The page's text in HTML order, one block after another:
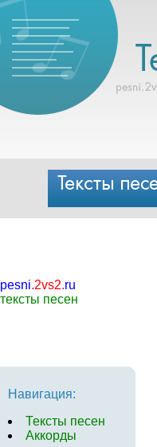
pesni.2vs2.ru
тексты песен
Навигация:
Тексты песен
Аккорды